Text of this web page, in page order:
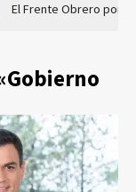
El Frente Obrero pone